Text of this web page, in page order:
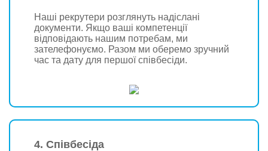
Наші рекрутери розглянуть надіслані
документи. Якщо ваші компетенції
відповідають нашим потребам, ми
зателефонуємо. Разом ми оберемо зручний
час та дату для першої співбесіди.
4. Співбесіда